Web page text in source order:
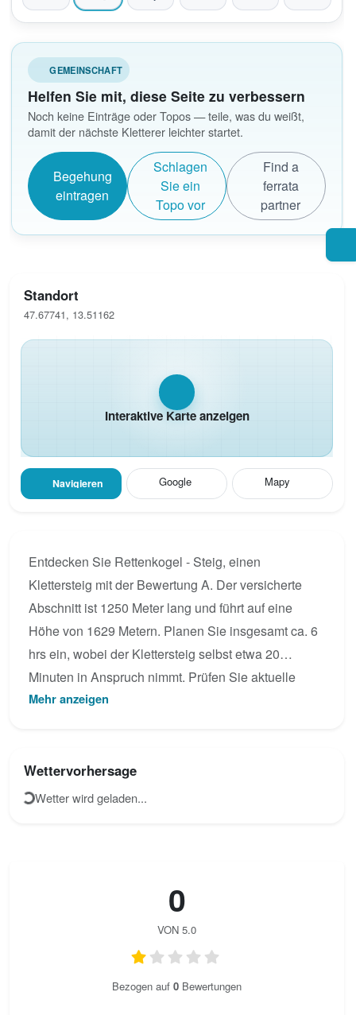
GEMEINSCHAFT
Helfen Sie mit, diese Seite zu verbessern
Noch keine Einträge oder Topos — teile, was du weißt,
damit der nächste Kletterer leichter startet.
Begehung
eintragen
Schlagen
Sie ein
Topo vor
Find a
ferrata
partner
Standort
47.67741, 13.51162
Interaktive Karte anzeigen
Navigieren Google Mapy
Entdecken Sie Rettenkogel - Steig, einen
Klettersteig mit der Bewertung A. Der versicherte
Abschnitt ist 1250 Meter lang und führt auf eine
Höhe von 1629 Metern. Planen Sie insgesamt ca. 6
hrs ein, wobei der Klettersteig selbst etwa 20
Minuten in Anspruch nimmt. Prüfen Sie aktuelle
Bedingungen, sehen Sie das Topo an oder laden
Mehr anzeigen
Wettervorhersage
Wetter wird geladen...
0
VON 5.0
Bezogen auf 0 Bewertungen